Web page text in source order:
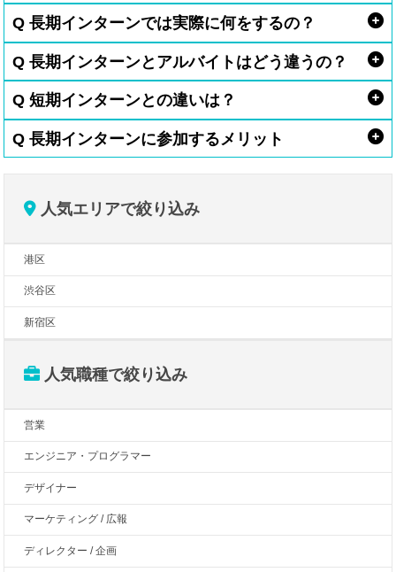
Q 長期インターンでは実際に何をするの？
Q 長期インターンとアルバイトはどう違うの？
Q 短期インターンとの違いは？
Q 長期インターンに参加するメリット
人気エリアで絞り込み
港区
渋谷区
新宿区
人気職種で絞り込み
営業
エンジニア・プログラマー
デザイナー
マーケティング / 広報
ディレクター / 企画